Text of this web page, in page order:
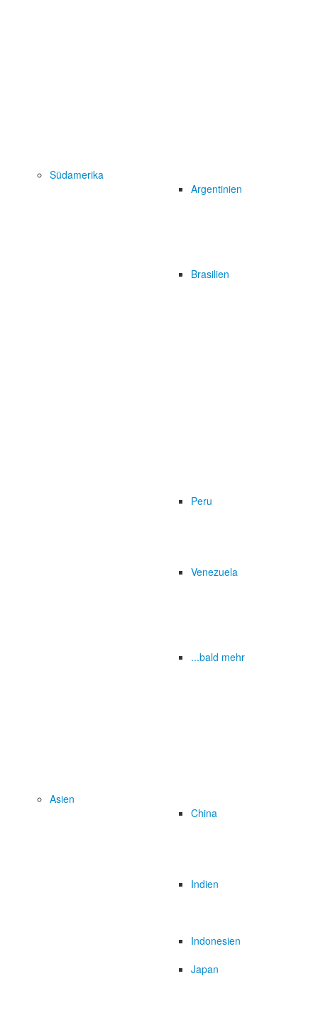
Südamerika
Argentinien
Brasilien
Peru
Venezuela
...bald mehr
Asien
China
Indien
Indonesien
Japan